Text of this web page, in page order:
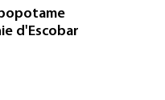
d'Escobar
de la